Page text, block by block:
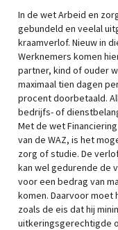
In de wet Arbeid en
gebundeld en veelal
kraamverlof. Nieuw in
Werknemers komen
partner, kind of ouder
maximaal tien dagen
procent doorbetaald.
bedrijfs- of
Met de wet
van de WAZ, is het
zorg of studie. De
kan wel gedurende de
voor een bedrag van
komen. Daarvoor moet
zoals de eis dat hij
uitkeringsgerechtigde